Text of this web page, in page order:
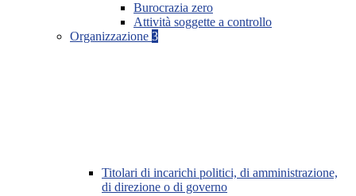
Burocrazia zero
Attività soggette a controllo
Organizzazione 3
Titolari di incarichi politici, di amministrazione,
di direzione o di governo